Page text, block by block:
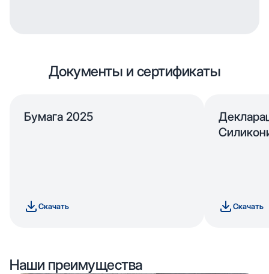
Документы и сертификаты
Бумага 2025
Скачать Скачать
Наши преимущества